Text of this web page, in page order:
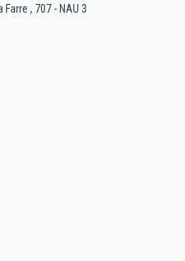
, 707 - NAU 3